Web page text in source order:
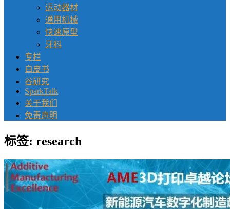
运动器材
通用机械
快速原型
牙科
专栏
白皮书
谷研究
SparkTalk
关于我们
免责声明
标签: research